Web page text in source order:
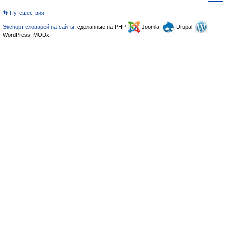
👣 Путешествия
Экспорт словарей на сайты , сделанные на PHP, Joomla,
Drupal,
WordPress, MODx.